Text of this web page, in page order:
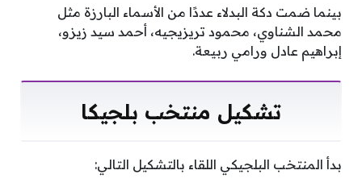
بينما ضمت دكة البدلاء عددًا من الأسماء البارزة مثل
محمد الشناوي، محمود تريزيجيه، أحمد سيد زيزو،
إبراهيم عادل ورامي ربيعة.
تشكيل منتخب بلجيكا
بدأ المنتخب البلجيكي اللقاء بالتشكيل التالي: